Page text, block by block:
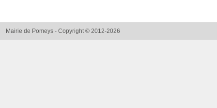
Mairie de Pomeys - Copyright © 2012-2026